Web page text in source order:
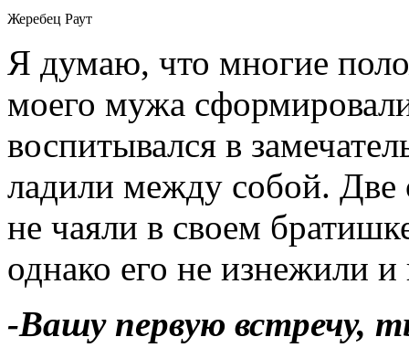
Жеребец Раут
Я думаю, что многие
моего мужа
воспитывался в
ладили между собой.
не чаяли в своем
однако его не изнежили и
-Вашу первую встречу,